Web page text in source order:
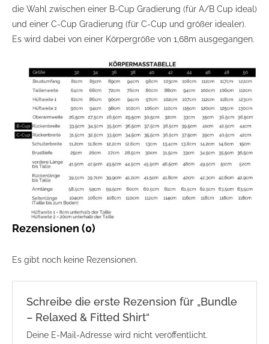
die Wahl zwischen einer B-Cup Gradierung (für A/B Cup ideal)
und einer C-Cup Gradierung (für C-Cup und größer idealer).
Es wird dabei von einer Körpergröße von 1,68m ausgegangen.
Rezensionen (0)
Es gibt noch keine Rezensionen.
Schreibe die erste Rezension für „Bundle
– Relaxed & Fitted Shirt“
Deine E-Mail-Adresse wird nicht veröffentlicht.